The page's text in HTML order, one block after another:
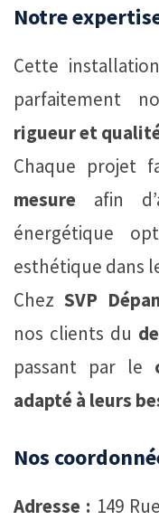
Notre
Cette
parfaitement
rigueur et
Chaque projet
mesure afin
énergétique
esthétique dans
Chez SVP
nos clients du
passant par le
adapté à leurs
Nos
Adresse : 149